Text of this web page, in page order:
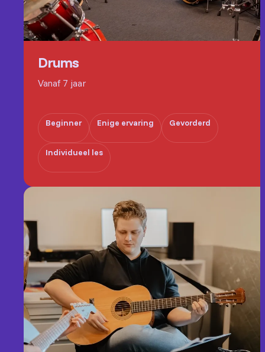
Drums
Vanaf 7 jaar
Beginner Enige ervaring Gevorderd
Individueel les